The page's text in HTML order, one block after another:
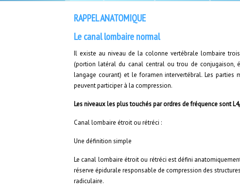
RAPPEL ANATOMIQUE
Le canal lombaire normal
Il existe au niveau de la colonne vertébrale lombaire
(portion latéral du canal central ou trou de conjugaison,
langage courant) et le foramen intervertébral. Les
peuvent participer à la compression.
Les niveaux les plus touchés par ordres de fréquence sont
Canal lombaire étroit ou rétréci :
Une définition simple
Le canal lombaire étroit ou rétréci est défini
réserve épidurale responsable de compression des
radiculaire.